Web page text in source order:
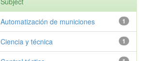
1
Automatización de municiones
1
Ciencia y técnica